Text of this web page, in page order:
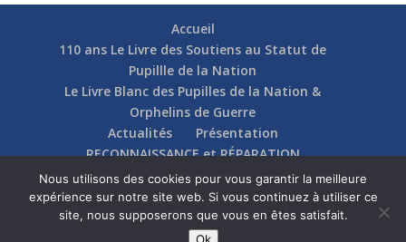
Accueil
110 ans Le Livre des Soutiens au Statut de
Pupillle de la Nation
Le Livre Blanc des Pupilles de la Nation &
Orphelins de Guerre
Actualités
Présentation
RECONNAISSANCE et RÉPARATION
Nos soutiens
Fédérations
Actions
Communication
Contact
Nous utilisons des cookies pour vous garantir la meilleure
expérience sur notre site web. Si vous continuez à utiliser ce
site, nous supposerons que vous en êtes satisfait.